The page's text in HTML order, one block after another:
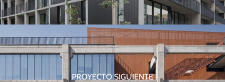
PROYECTO SIGUIENTE